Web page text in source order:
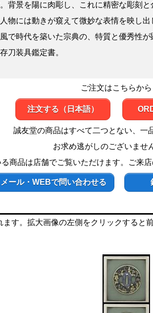
背景を陽に肉彫し、これに精密な彫刻
物には動きが窺えて微妙な表情を映し
で時代を築いた宗典の、特質と優秀性
刀装具鑑定書。
ご注文はこちらから
注文する（日本語）
誠友堂の商品はすべて二つとない、一
お求め逃がしのございませ
商品は店舗でご覧いただけます。ご来
ール・WEBで問い合わせる
す。拡大画像の左側をクリックすると